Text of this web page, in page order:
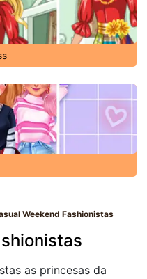
Weekend Fashionistas
as princesas da